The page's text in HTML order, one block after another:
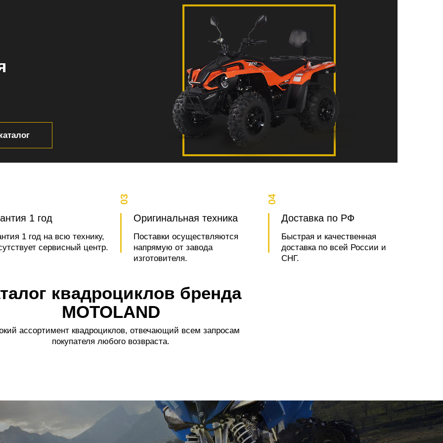
1 год
1 год на всю технику,
сервисный центр.
Оригинальная техника
Поставки осуществляются
напрямую от завода
изготовителя.
Доставка по РФ
Быстрая и качественная
доставка по всей России и
СНГ.
03 04
квадроциклов бренда
MOTOLAND
ассортимент квадроциклов, отвечающий всем запросам
покупателя любого возвраста.